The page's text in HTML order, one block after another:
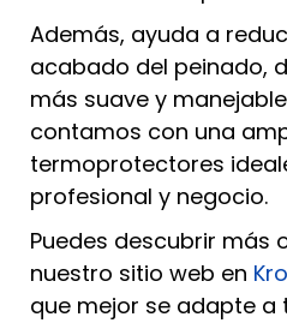
Además, ayuda a
acabado del peinado,
más suave y
contamos con una
termoprotectores
profesional y negocio.
Puedes descubrir más
nuestro sitio web en
que mejor se adapte a